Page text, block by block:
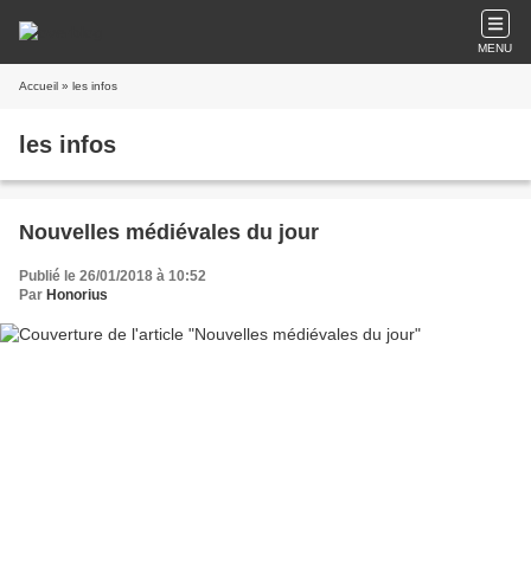
MENU
Accueil » les infos
les infos
Nouvelles médiévales du jour
Publié le 26/01/2018 à 10:52
Par Honorius